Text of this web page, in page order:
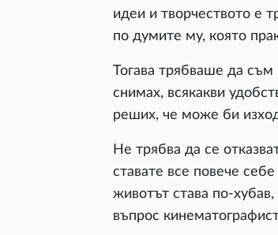
идеи и творчеството е
по думите му, която
Тогава трябваше да
снимах, всякакви
реших, че може би
Не трябва да се
ставате все повече
животът става по-
въпрос